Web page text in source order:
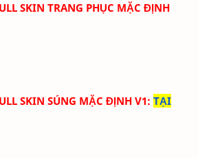
SKIN TRANG PHỤC MẶC ĐỊNH
SKIN SÚNG MẶC ĐỊNH V1: TẠI